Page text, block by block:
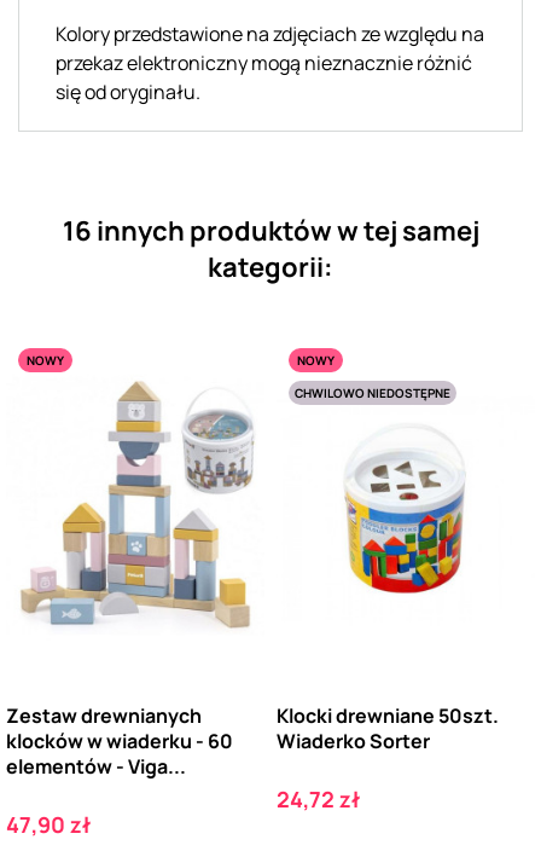
Kolory przedstawione na zdjęciach ze względu na
przekaz elektroniczny mogą nieznacznie różnić
się od oryginału.
16 innych produktów w tej samej
kategorii:
NOWY
Zestaw drewnianych
klocków w wiaderku - 60
elementów - Viga...
Cena
47,90 zł
NOWY
CHWILOWO NIEDOSTĘPNE
Klocki drewniane 50szt.
Wiaderko Sorter
Cena
24,72 zł